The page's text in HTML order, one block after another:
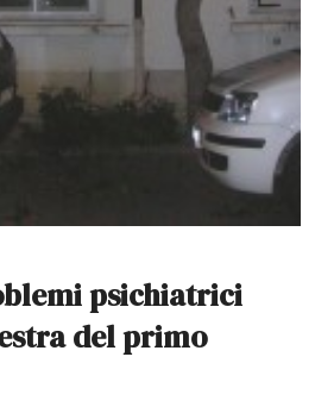
psichiatrici
del primo